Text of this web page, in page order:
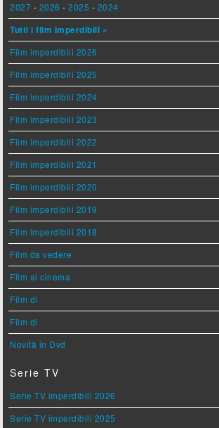
2027 - 2026 -2025 - 2024
Tutti i film imperdibili »
Film imperdibili 2026
Film imperdibili 2025
Film imperdibili 2024
Film imperdibili 2023
Film imperdibili 2022
Film imperdibili 2021
Film imperdibili 2020
Film imperdibili 2019
Film imperdibili 2018
Film da vedere
Film al cinema
Film di
Film di
Novità in Dvd
Serie TV
Serie TV imperdibili 2026
Serie TV imperdibili 2025